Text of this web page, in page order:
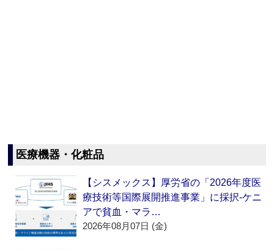
医療機器・化粧品
【シスメックス】厚労省の「2026年度医
療技術等国際展開推進事業」に採択‐ケニ
アで貧血・マラ…
2026年08月07日 (金)